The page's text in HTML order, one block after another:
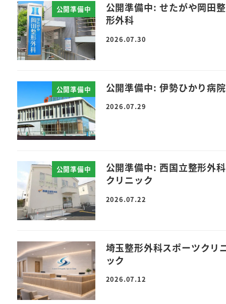
公開準備中
公開準備中: せたがや岡田整
形外科
2026.07.30
公開準備中 公開準備中: 伊勢ひかり病院
2026.07.29
公開準備中
公開準備中: 西国立整形外科
クリニック
2026.07.22
埼玉整形外科スポーツクリ
ック
2026.07.12